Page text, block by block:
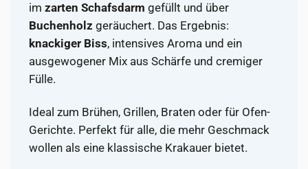
im zarten Schafsdarm gefüllt und über
Buchenholz geräuchert. Das Ergebnis:
knackiger Biss, intensives Aroma und ein
ausgewogener Mix aus Schärfe und cremiger
Fülle.
Ideal zum Brühen, Grillen, Braten oder für Ofen-
Gerichte. Perfekt für alle, die mehr Geschmack
wollen als eine klassische Krakauer bietet.